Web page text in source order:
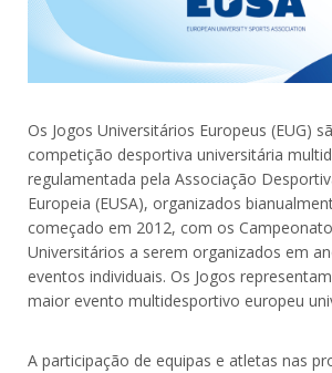
Os Jogos Universitários Europeus (EUG)
competição desportiva universitária
regulamentada pela Associação
Europeia (EUSA), organizados
começado em 2012, com os
Universitários a serem organizados em
eventos individuais. Os Jogos
maior evento multidesportivo europeu
A participação de equipas e atletas nas